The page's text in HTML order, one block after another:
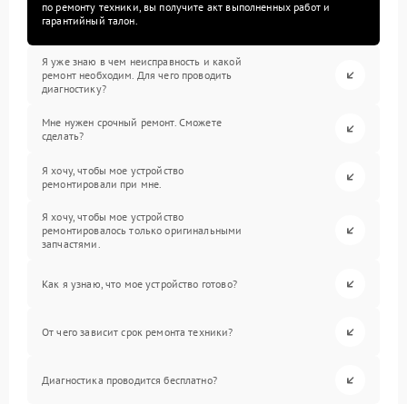
по ремонту техники, вы получите акт выполненных работ и
гарантийный талон.
Я уже знаю в чем неисправность и какой
ремонт необходим. Для чего проводить
диагностику?
Мне нужен срочный ремонт. Сможете
сделать?
Я хочу, чтобы мое устройство
ремонтировали при мне.
Я хочу, чтобы мое устройство
ремонтировалось только оригинальными
запчастями.
Как я узнаю, что мое устройство готово?
От чего зависит срок ремонта техники?
Диагностика проводится бесплатно?